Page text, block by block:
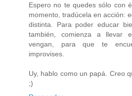
Espero no te quedes sólo con
momento, tradúcela en acción:
distinta. Para poder educar
también, comienza a llevar
vengan, para que te
improvises.
Uy, hablo como un papá. Creo
;)